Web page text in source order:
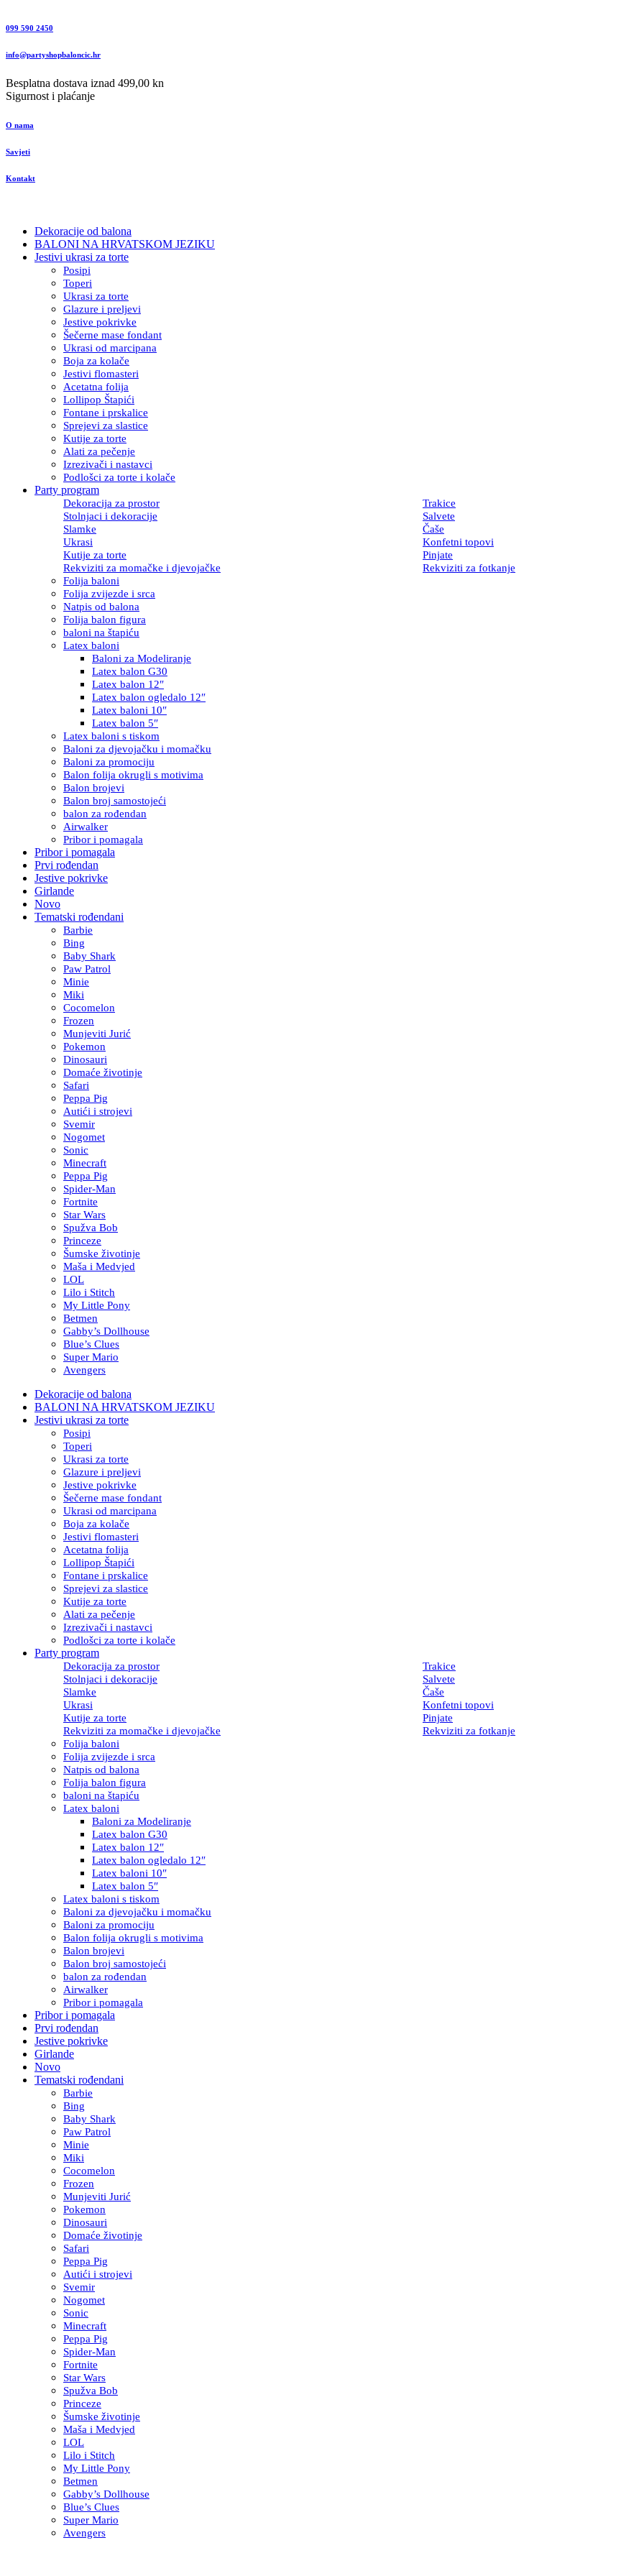
099 590 2450
info@partyshopbaloncic.hr
Besplatna dostava iznad 499,00 kn
Sigurnost i plaćanje
O nama
Savjeti
Kontakt
Dekoracije od balona
BALONI NA HRVATSKOM JEZIKU
Jestivi ukrasi za torte
Posipi
Toperi
Ukrasi za torte
Glazure i preljevi
Jestive pokrivke
Šečerne mase fondant
Ukrasi od marcipana
Boja za kolače
Jestivi flomasteri
Acetatna folija
Lollipop Štapići
Fontane i prskalice
Sprejevi za slastice
Kutije za torte
Alati za pečenje
Izrezivači i nastavci
Podlošci za torte i kolače
Party program
Dekoracija za prostor
Trakice
Stolnjaci i dekoracije
Salvete
Slamke
Čaše
Ukrasi
Konfetni topovi
Kutije za torte
Pinjate
Rekviziti za momačke i djevojačke
Rekviziti za fotkanje
Folija baloni
Folija zvijezde i srca
Natpis od balona
Folija balon figura
baloni na štapiću
Latex baloni
Baloni za Modeliranje
Latex balon G30
Latex balon 12″
Latex balon ogledalo 12″
Latex baloni 10″
Latex balon 5″
Latex baloni s tiskom
Baloni za djevojačku i momačku
Baloni za promociju
Balon folija okrugli s motivima
Balon brojevi
Balon broj samostojeći
balon za rođendan
Airwalker
Pribor i pomagala
Pribor i pomagala
Prvi rođendan
Jestive pokrivke
Girlande
Novo
Tematski rođendani
Barbie
Bing
Baby Shark
Paw Patrol
Minie
Miki
Cocomelon
Frozen
Munjeviti Jurić
Pokemon
Dinosauri
Domaće životinje
Safari
Peppa Pig
Autići i strojevi
Svemir
Nogomet
Sonic
Minecraft
Peppa Pig
Spider-Man
Fortnite
Star Wars
Spužva Bob
Princeze
Šumske životinje
Maša i Medvjed
LOL
Lilo i Stitch
My Little Pony
Betmen
Gabby’s Dollhouse
Blue’s Clues
Super Mario
Avengers
Dekoracije od balona
BALONI NA HRVATSKOM JEZIKU
Jestivi ukrasi za torte
Posipi
Toperi
Ukrasi za torte
Glazure i preljevi
Jestive pokrivke
Šečerne mase fondant
Ukrasi od marcipana
Boja za kolače
Jestivi flomasteri
Acetatna folija
Lollipop Štapići
Fontane i prskalice
Sprejevi za slastice
Kutije za torte
Alati za pečenje
Izrezivači i nastavci
Podlošci za torte i kolače
Party program
Dekoracija za prostor
Trakice
Stolnjaci i dekoracije
Salvete
Slamke
Čaše
Ukrasi
Konfetni topovi
Kutije za torte
Pinjate
Rekviziti za momačke i djevojačke
Rekviziti za fotkanje
Folija baloni
Folija zvijezde i srca
Natpis od balona
Folija balon figura
baloni na štapiću
Latex baloni
Baloni za Modeliranje
Latex balon G30
Latex balon 12″
Latex balon ogledalo 12″
Latex baloni 10″
Latex balon 5″
Latex baloni s tiskom
Baloni za djevojačku i momačku
Baloni za promociju
Balon folija okrugli s motivima
Balon brojevi
Balon broj samostojeći
balon za rođendan
Airwalker
Pribor i pomagala
Pribor i pomagala
Prvi rođendan
Jestive pokrivke
Girlande
Novo
Tematski rođendani
Barbie
Bing
Baby Shark
Paw Patrol
Minie
Miki
Cocomelon
Frozen
Munjeviti Jurić
Pokemon
Dinosauri
Domaće životinje
Safari
Peppa Pig
Autići i strojevi
Svemir
Nogomet
Sonic
Minecraft
Peppa Pig
Spider-Man
Fortnite
Star Wars
Spužva Bob
Princeze
Šumske životinje
Maša i Medvjed
LOL
Lilo i Stitch
My Little Pony
Betmen
Gabby’s Dollhouse
Blue’s Clues
Super Mario
Avengers